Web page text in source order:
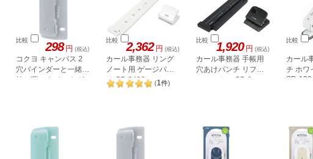
比較 298 円 (税込)
コクヨ キャンパス 2
穴バインダーと一緒に
持ち運べるパンチ グ
比較 2,362 円 (税込)
カール事務器 リング
ノート用 ゲージパン
チ GP-2429
(1 件)
比較 1,920 円 (税込)
カール事務器 手帳用
穴あけパンチ リフィ
ルメーカー GP-6
比較
カール
チ ホワ
SD-